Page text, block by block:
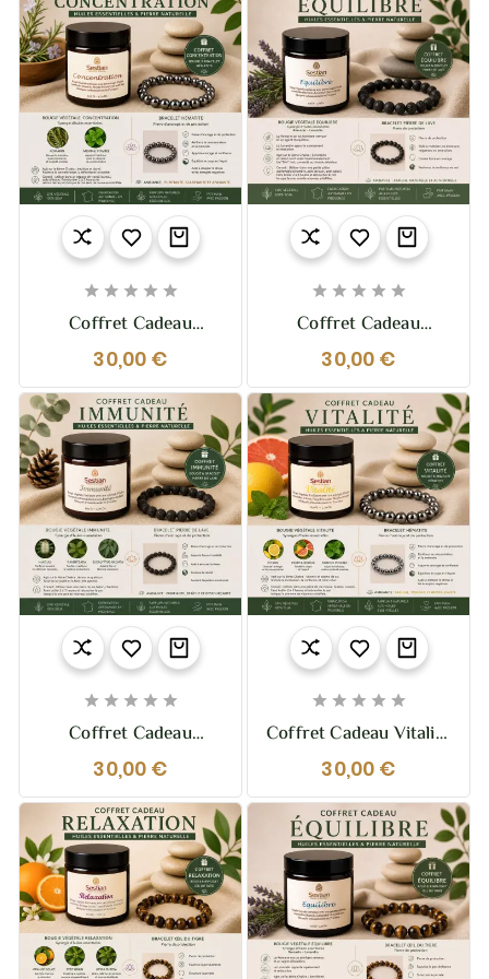
Aux Huiles Essentielles
Naturelle, Efficace &
Longue Durée
    
Coffret Cadeau
Concentration –
Bougie & Bracelet
Hématite
30,00 €
    
Coffret Cadeau
Équilibre – Bougie &
Bracelet Pierre De
Lave
30,00 €
    
Coffret Cadeau
Immunité – Bougie &
Bracelet Pierre De
Lave
30,00 €
    
Coffret Cadeau Vitalité
– Bougie & Bracelet
Hématite
30,00 €